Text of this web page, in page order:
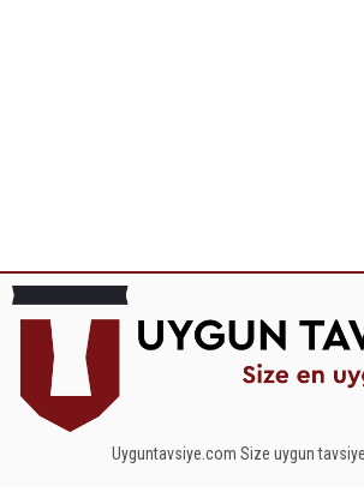
Uyguntavsiye.com Size uygun